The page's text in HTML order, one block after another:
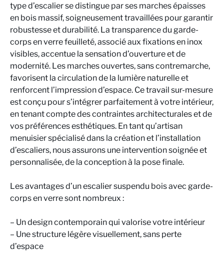
type d’escalier se distingue par ses marches épaisses
en bois massif, soigneusement travaillées pour garantir
robustesse et durabilité. La transparence du garde-
corps en verre feuilleté, associé aux fixations en inox
visibles, accentue la sensation d’ouverture et de
modernité. Les marches ouvertes, sans contremarche,
favorisent la circulation de la lumière naturelle et
renforcent l’impression d’espace. Ce travail sur-mesure
est conçu pour s’intégrer parfaitement à votre intérieur,
en tenant compte des contraintes architecturales et de
vos préférences esthétiques. En tant qu’artisan
menuisier spécialisé dans la création et l’installation
d’escaliers, nous assurons une intervention soignée et
personnalisée, de la conception à la pose finale.
Les avantages d’un escalier suspendu bois avec garde-
corps en verre sont nombreux :
– Un design contemporain qui valorise votre intérieur
– Une structure légère visuellement, sans perte
d’espace